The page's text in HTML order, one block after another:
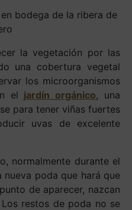
la vegetación por las
una cobertura vegetal
los microorganismos
el jardín orgánico, una
para tener viñas fuertes
uvas de excelente
normalmente durante el
nueva poda que hará que
de aparecer, nazcan
restos de poda no se